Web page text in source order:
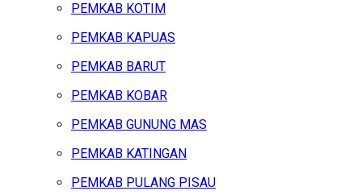
PEMKAB KOTIM
PEMKAB KAPUAS
PEMKAB BARUT
PEMKAB KOBAR
PEMKAB GUNUNG MAS
PEMKAB KATINGAN
PEMKAB PULANG PISAU